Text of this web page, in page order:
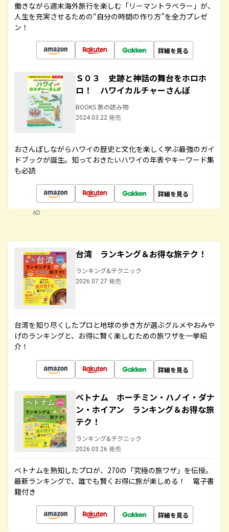
働きながら週末海外旅行を楽しむ「リーマントラベラー」が、
人生を充実させるための“自分の時間の作り方”を全力プレゼ
ン！
詳細を見る
Ｓ０３ 史跡と神話の舞台をホロホ
ロ！ ハワイカルチャーさんぽ
BOOKS 旅の読み物
2024.03.22 発売
おさんぽしながらハワイの歴史と文化を楽しく学ぶ最強のガイ
ドブックが誕生。知っておきたいハワイの年表やキーワード集
も必読
詳細を見る
AD
台湾 ランキング＆お得な旅テク！
ランキング&テクニック
2026.07.27 発売
台湾を知り尽くしたプロと地球の歩き方が選ぶグルメやおみや
げのランキングと、お得に賢く楽しむための旅ワザを一挙紹
介！
詳細を見る
ベトナム ホーチミン・ハノイ・ダナ
ン・ホイアン ランキング＆お得な旅
テク！
ランキング&テクニック
2026.03.26 発売
ベトナムを熟知したプロが、270の「究極の旅ワザ」を伝授。
最新ランキングで、誰でも賢くお得に旅が楽しめる！ 電子書
籍付き
詳細を見る